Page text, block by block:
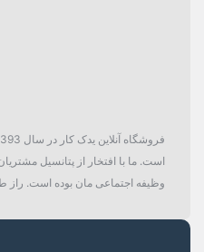
است. ما با افتخار از پتانسیل
وظیفه اجتماعی مان بوده است. راز